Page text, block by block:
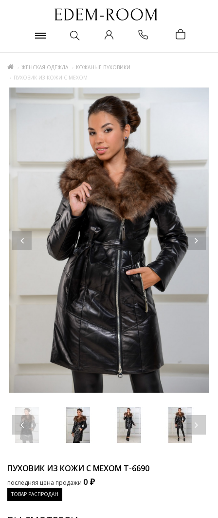
ЖЕНСКАЯ ОДЕЖДА
КОЖАНЫЕ ПУХОВИКИ
ПУХОВИК ИЗ КОЖИ С МЕХОМ
ПУХОВИК ИЗ КОЖИ С МЕХОМ T-6690
последняя цена продажи 0 ₽
ТОВАР РАСПРОДАН